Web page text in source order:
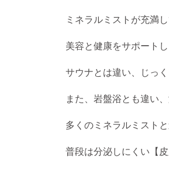
ミネラルミストが充満
美容と健康をサポートし
サウナとは違い、じっ
また、岩盤浴とも違い
多くのミネラルミスト
普段は分泌しにくい【